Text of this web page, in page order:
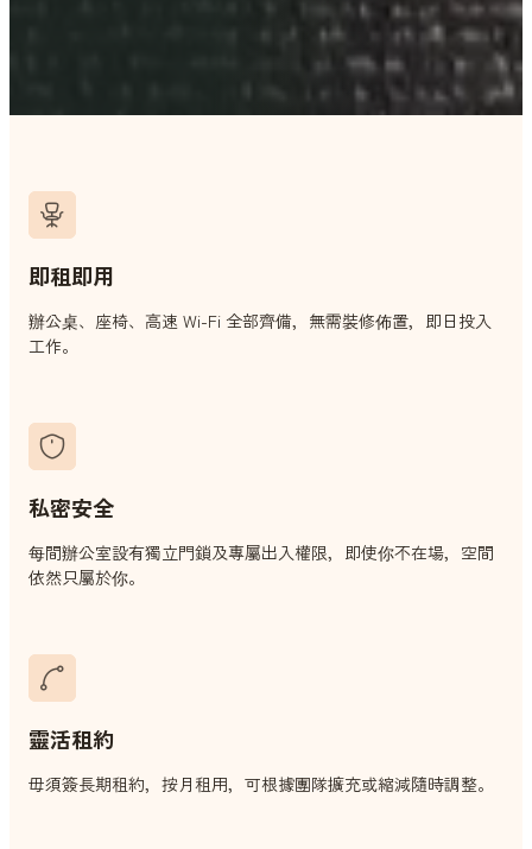
即租即用
辦公桌、座椅、高速 Wi-Fi 全部齊備，無需裝修佈置，即日投入
工作。
私密安全
每間辦公室設有獨立門鎖及專屬出入權限，即使你不在場，空間
依然只屬於你。
靈活租約
毋須簽長期租約，按月租用，可根據團隊擴充或縮減隨時調整。